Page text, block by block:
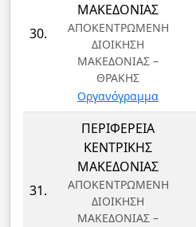
30.
ΜΑΚΕΔΟΝΙΑΣ
ΑΠΟΚΕΝΤΡΩΜΕΝΗ
ΔΙΟΙΚΗΣΗ
ΜΑΚΕΔΟΝΙΑΣ –
ΘΡΑΚΗΣ
Οργανόγραμμα
31.
ΠΕΡΙΦΕΡΕΙΑ
ΚΕΝΤΡΙΚΗΣ
ΜΑΚΕΔΟΝΙΑΣ
ΑΠΟΚΕΝΤΡΩΜΕΝΗ
ΔΙΟΙΚΗΣΗ
ΜΑΚΕΔΟΝΙΑΣ –